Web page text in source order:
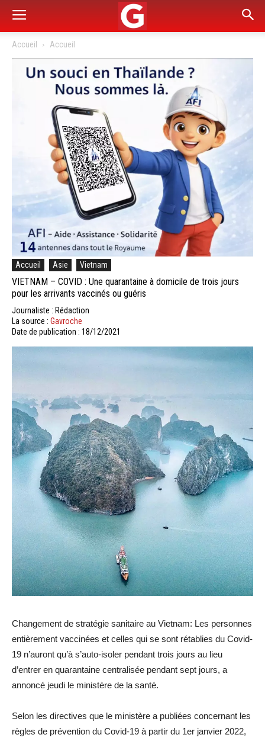
Accueil Accueil
Accueil Asie Vietnam
VIETNAM – COVID : Une quarantaine à domicile de trois jours
pour les arrivants vaccinés ou guéris
Journaliste : Rédaction
La source : Gavroche
Date de publication : 18/12/2021
Changement de stratégie sanitaire au Vietnam: Les personnes
entièrement vaccinées et celles qui se sont rétablies du Covid-
19 n’auront qu’à s’auto-isoler pendant trois jours au lieu
d’entrer en quarantaine centralisée pendant sept jours, a
annoncé jeudi le ministère de la santé.
Selon les directives que le ministère a publiées concernant les
règles de prévention du Covid-19 à partir du 1er janvier 2022,